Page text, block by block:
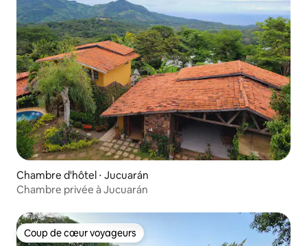
Chambre d'hôtel ⋅ Jucuarán
Chambre privée à Jucuarán
Coup de cœur voyageurs
Coup de cœur voyageurs